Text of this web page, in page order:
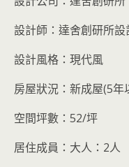
設計師：達舍創研所設
設計風格：現代風
房屋狀況：新成屋(5年
空間坪數：52/坪
居住成員：大人：2人